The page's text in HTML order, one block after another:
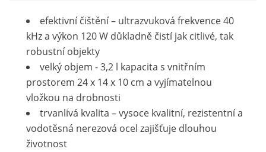
efektivní čištění – ultrazvuková frekvence 40
kHz a výkon 120 W důkladně čistí jak citlivé, tak
robustní objekty
velký objem - 3,2 l kapacita s vnitřním
prostorem 24 x 14 x 10 cm a vyjímatelnou
vložkou na drobnosti
trvanlivá kvalita – vysoce kvalitní, rezistentní a
vodotěsná nerezová ocel zajišťuje dlouhou
životnost